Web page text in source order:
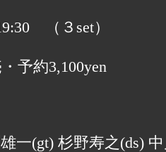
（３set）
予約3,100yen
一(gt) 杉野寿之(ds)